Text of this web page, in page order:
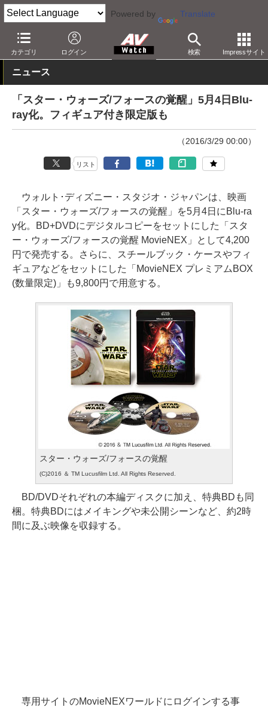
Powered by Translate
カテゴリ ログイン 検索 Impressサイト
AV Watch コンテンツ・サービス BD/DVD
ニュース
「スター・ウォーズ/フォースの覚醒」5月4日Blu-
ray化。フィギュア付き限定版も
（2016/3/29 00:00）
リスト
ウォルト･ディズニー・スタジオ・ジャパンは、映画
「スター・ウォーズ/フォースの覚醒」を5月4日にBlu-ra
y化。BD+DVDにデジタルコピーをセットにした「スタ
ー・ウォーズ/フォースの覚醒 MovieNEX」として4,200
円で発売する。さらに、スチールブック・ケースやフィ
ギュアなどをセットにした「MovieNEX プレミアムBOX
(数量限定)」も9,800円で用意する。
スター・ウォーズ/フォースの覚醒
(C)2016 ＆ TM Lucusfilm Ltd. All Rights Reserved.
BD/DVDそれぞれの本編ディスクに加え、特典BDも同
梱。特典BDにはメイキングや未公開シーンなど、約2時
間に及ぶ映像を収録する。
専用サイトのMovieNEXワールドにログインする事